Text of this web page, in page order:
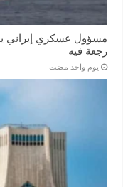
مسؤول عسكري إيراني
رجعة فيه
‏يوم واحد مضت